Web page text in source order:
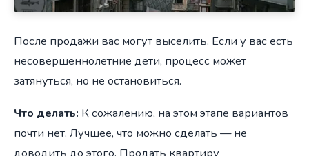
После продажи вас могут выселить. Если у вас есть
несовершеннолетние дети, процесс может
затянуться, но не остановиться.
Что делать: К сожалению, на этом этапе вариантов
почти нет. Лучшее, что можно сделать — не